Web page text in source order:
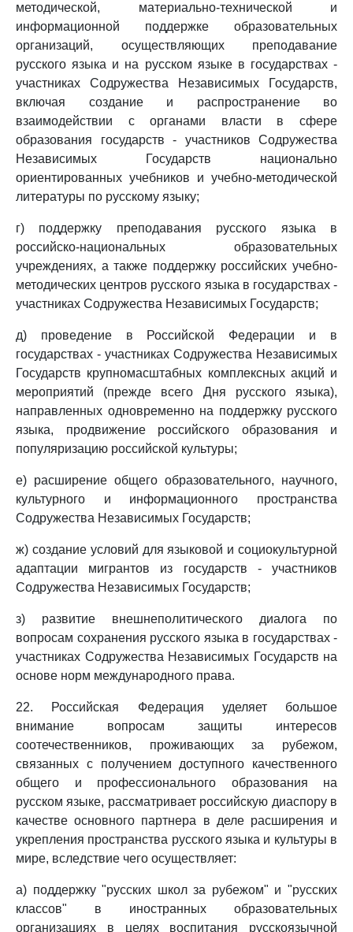
методической, материально-технической и
информационной поддержке образовательных
организаций, осуществляющих преподавание
русского языка и на русском языке в государствах -
участниках Содружества Независимых Государств,
включая создание и распространение во
взаимодействии с органами власти в сфере
образования государств - участников Содружества
Независимых Государств национально
ориентированных учебников и учебно-методической
литературы по русскому языку;
г) поддержку преподавания русского языка в
российско-национальных образовательных
учреждениях, а также поддержку российских учебно-
методических центров русского языка в государствах -
участниках Содружества Независимых Государств;
д) проведение в Российской Федерации и в
государствах - участниках Содружества Независимых
Государств крупномасштабных комплексных акций и
мероприятий (прежде всего Дня русского языка),
направленных одновременно на поддержку русского
языка, продвижение российского образования и
популяризацию российской культуры;
е) расширение общего образовательного, научного,
культурного и информационного пространства
Содружества Независимых Государств;
ж) создание условий для языковой и социокультурной
адаптации мигрантов из государств - участников
Содружества Независимых Государств;
з) развитие внешнеполитического диалога по
вопросам сохранения русского языка в государствах -
участниках Содружества Независимых Государств на
основе норм международного права.
22. Российская Федерация уделяет большое
внимание вопросам защиты интересов
соотечественников, проживающих за рубежом,
связанных с получением доступного качественного
общего и профессионального образования на
русском языке, рассматривает российскую диаспору в
качестве основного партнера в деле расширения и
укрепления пространства русского языка и культуры в
мире, вследствие чего осуществляет:
а) поддержку "русских школ за рубежом" и "русских
классов" в иностранных образовательных
организациях в целях воспитания русскоязычной